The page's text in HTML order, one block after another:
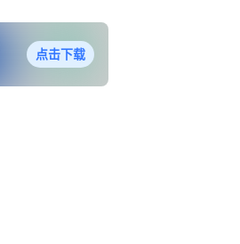
点击下载